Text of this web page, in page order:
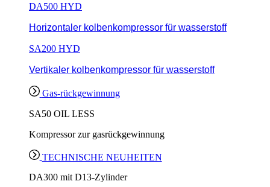
DA500 HYD
Horizontaler kolbenkompressor für wasserstoff
SA200 HYD
Vertikaler kolbenkompressor für wasserstoff
Gas-rückgewinnung
SA50 OIL LESS
Kompressor zur gasrückgewinnung
TECHNISCHE NEUHEITEN
DA300 mit D13-Zylinder